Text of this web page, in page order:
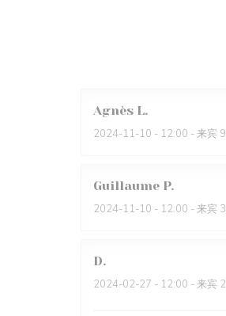
Agnès L
2024-11-10 - 12:00 - 来宾 9
Guillaume P
2024-11-10 - 12:00 - 来宾 3
D
2024-02-27 - 12:00 - 来宾 2